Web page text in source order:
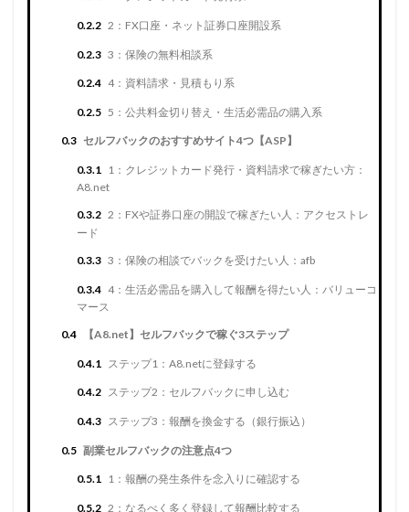
0.2.2 2：FX口座・ネット証券口座開設系
0.2.3 3：保険の無料相談系
0.2.4 4：資料請求・見積もり系
0.2.5 5：公共料金切り替え・生活必需品の購入系
0.3 セルフバックのおすすめサイト4つ【ASP】
0.3.1
1：クレジットカード発行・資料請求で稼ぎたい方：
A8.net
0.3.2 2：FXや証券口座の開設で稼ぎたい人：アクセストレ
ード
0.3.3 3：保険の相談でバックを受けたい人：afb
0.3.4 4：生活必需品を購入して報酬を得たい人：バリューコ
マース
0.4
【A8.net】セルフバックで稼ぐ3ステップ
0.4.1 ステップ1：A8.netに登録する
0.4.2 ステップ2：セルフバックに申し込む
0.4.3 ステップ3：報酬を換金する（銀行振込）
0.5 副業セルフバックの注意点4つ
0.5.1 1：報酬の発生条件を念入りに確認する
0.5.2 2：なるべく多く登録して報酬比較する